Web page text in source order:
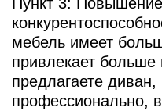
мебель имеет
привлекает больше
предлагаете
профессионально,